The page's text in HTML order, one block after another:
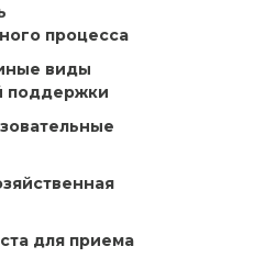
процесса
виды
поддержки
для приема